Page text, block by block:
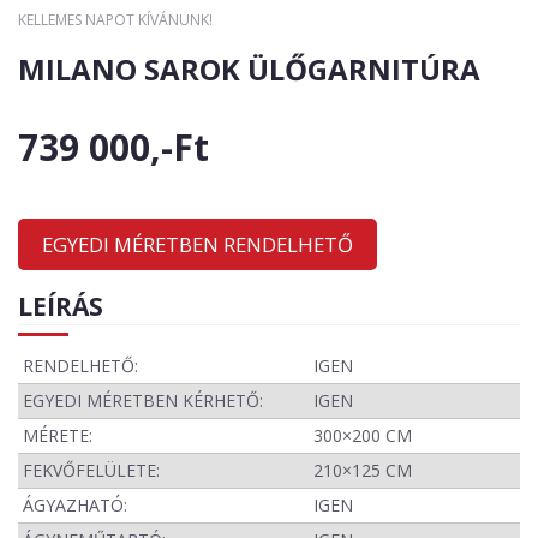
KELLEMES NAPOT KÍVÁNUNK!
MILANO SAROK ÜLŐGARNITÚRA
739 000,-Ft
EGYEDI MÉRETBEN RENDELHETŐ
LEÍRÁS
RENDELHETŐ:
IGEN
EGYEDI MÉRETBEN KÉRHETŐ:
IGEN
MÉRETE:
300×200 CM
FEKVŐFELÜLETE:
210×125 CM
ÁGYAZHATÓ:
IGEN